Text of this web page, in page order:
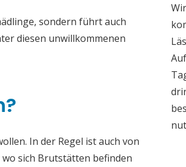
sondern führt auch
diesen unwillkommenen
In der Regel ist auch von
sich Brutstätten befinden
kompetent